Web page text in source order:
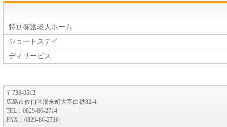
特別養護老人ホーム
ショートステイ
ディサービス
〒738-0512
広島市佐伯区湯来町大字白砂82-4
TEL：0829-86-2714
FAX：0829-86-2716